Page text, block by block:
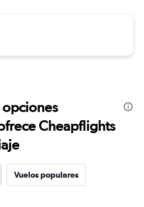
Cheapflights
Vuelos populares